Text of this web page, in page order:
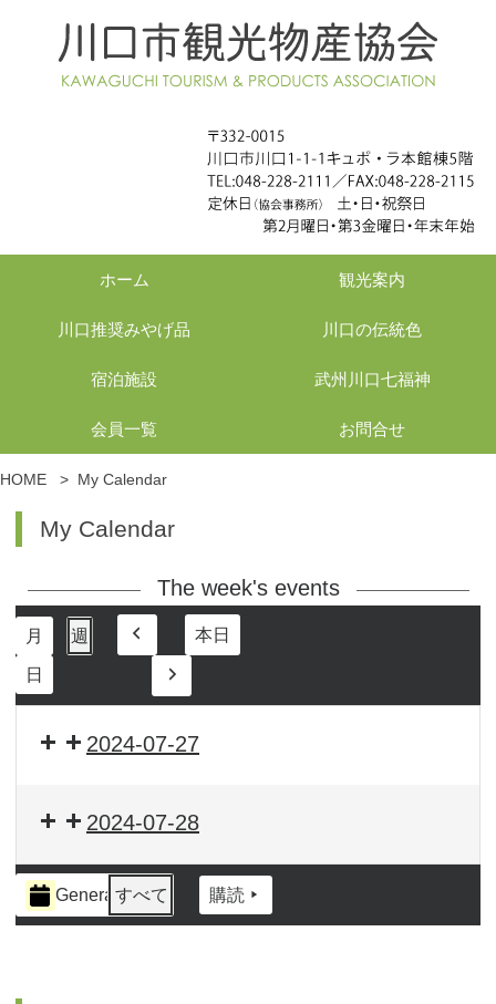
ホーム 観光案内
川口推奨みやげ品 川口の伝統色
宿泊施設 武州川口七福神
会員一覧 お問合せ
HOME > My Calendar
My Calendar
The week's events
月 週
日
本日
2024-07-27
2024-07-28
イ
ベ
Generalすべて 購読